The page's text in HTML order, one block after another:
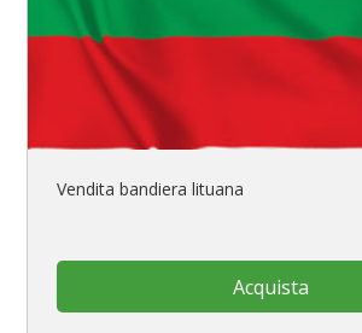
Vendita bandiera lituana
Acquista